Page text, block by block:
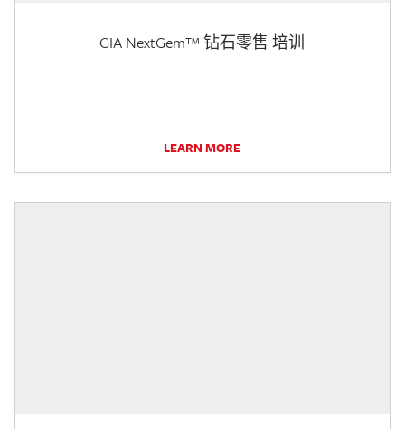
GIA NextGem™ 钻石零售 培训
LEARN MORE